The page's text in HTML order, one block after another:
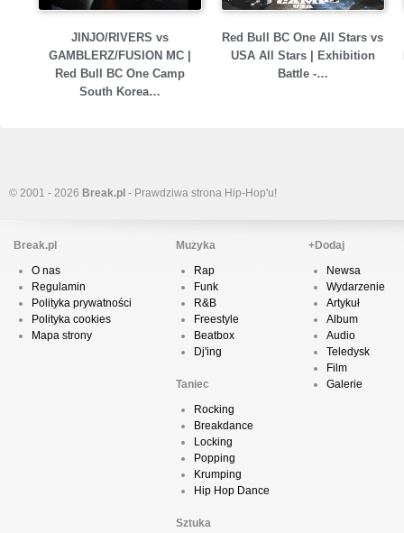
JINJO/RIVERS vs
GAMBLERZ/FUSION MC |
Red Bull BC One Camp
South Korea…
Red Bull BC One All Stars vs
USA All Stars | Exhibition
Battle -…
© 2001 - 2026 Break.pl - Prawdziwa strona Hip-Hop'u!
Break.pl
O nas
Regulamin
Polityka prywatności
Polityka cookies
Mapa strony
Muzyka
Rap
Funk
R&B
Freestyle
Beatbox
Dj'ing
Taniec
Rocking
Breakdance
Locking
Popping
Krumping
Hip Hop Dance
Sztuka
+Dodaj
Newsa
Wydarzenie
Artykuł
Album
Audio
Teledysk
Film
Galerie